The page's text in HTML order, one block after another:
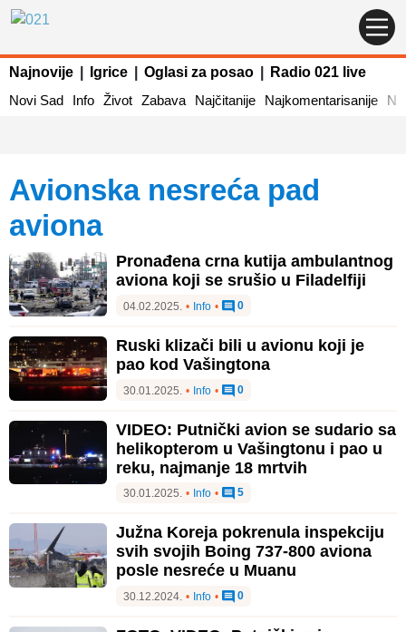
Najnovije Igrice Oglasi za posao
Radio 021 live
Novi Sad
Info Život Zabava Najčitanije Najkomentarisanije
avionska nesreća pad
aviona
Pronađena crna kutija ambulantnog
aviona koji se srušio u Filadelfiji
04.02.2025. • Info • 0
Ruski klizači bili u avionu koji je
pao kod Vašingtona
30.01.2025. • Info • 0
VIDEO: Putnički avion se sudario sa
helikopterom u Vašingtonu i pao u
reku, najmanje 18 mrtvih
30.01.2025. • Info • 5
Južna Koreja pokrenula inspekciju
svih svojih Boing 737-800 aviona
posle nesreće u Muanu
30.12.2024. • Info • 0